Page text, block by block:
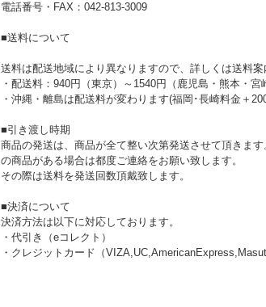
電話番号・FAX：042-813-3009
■送料について
送料は配送地域により異なりますので、詳しくは送料案
・配送料：940円（東京）～1540円（鹿児島・熊本・宮
・沖縄・離島は配送料が変わります(福岡･長崎料金＋
■引き渡し時期
商品の発送は、商品が全て整い次第発送させて頂きま
の商品がある場合は都度ご連絡をお願い致します。
その際は送料を発送回数頂戴致します。
■決済について
決済方法は以下に対応しております。
・代引き（eコレクト）
・クレジットカード（